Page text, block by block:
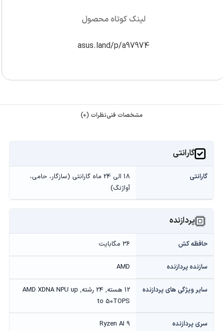
لینک کوتاه محصول
asus.land/p/a97974
مشخصات فنینظرات (0)
گارانتی
گارانتی
18 الی 24 ماه گارانتی (سازگار، حامی،
آواژنگ)
پردازنده
حافظه کش 36 مگابایت
سازنده پردازنده AMD
سایر ویژگی های پردازنده
12 هسته, 24 رشته, AMD XDNA NPU up
to 50TOPS
سری پردازنده Ryzen AI 9